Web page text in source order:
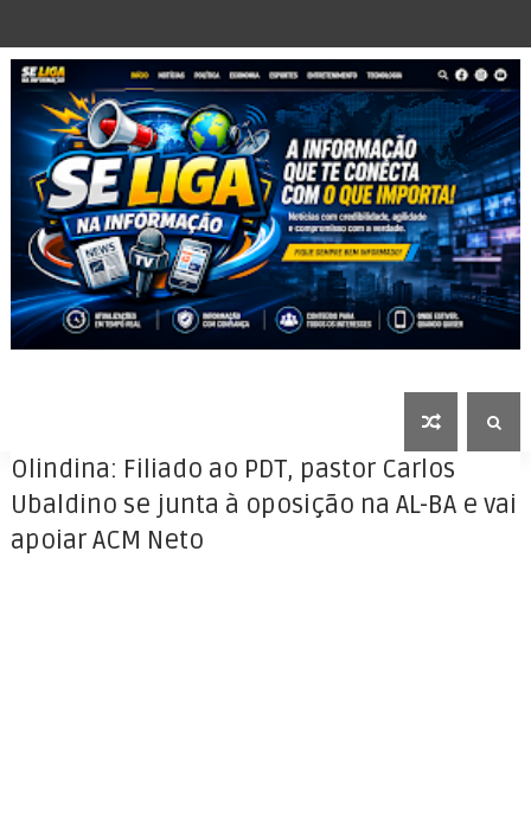
Olindina: Filiado ao PDT, pastor Carlos
Ubaldino se junta à oposição na AL-BA e vai
apoiar ACM Neto